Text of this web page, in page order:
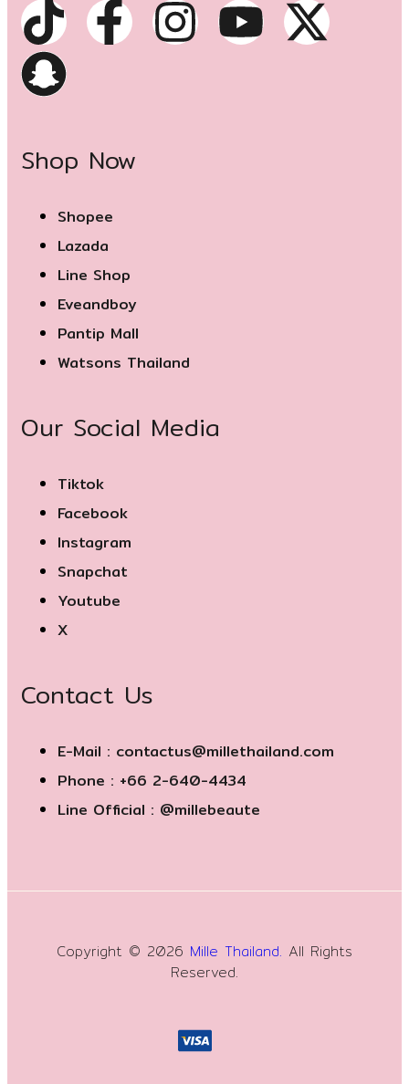
Shop Now
Shopee
Lazada
Line Shop
Eveandboy
Pantip Mall
Watsons Thailand
Our Social Media
Tiktok
Facebook
Instagram
Snapchat
Youtube
X
Contact Us
E-Mail : contactus@millethailand.com
Phone : +66 2-640-4434
Line Official : @millebeaute
Copyright © 2026 Mille Thailand. All Rights
Reserved.